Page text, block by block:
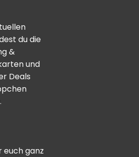
du die
&
und
Deals
euch ganz